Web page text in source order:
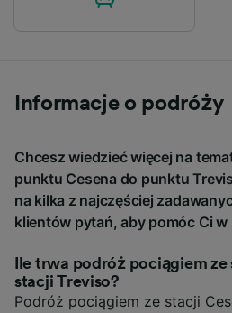
Informacje o podróży
Chcesz wiedzieć więcej na
punktu Cesena do punktu
na kilka z najczęściej
klientów pytań, aby pomóc Ci
Ile trwa podróż pociągiem
stacji Treviso?
Podróż pociągiem ze stacji